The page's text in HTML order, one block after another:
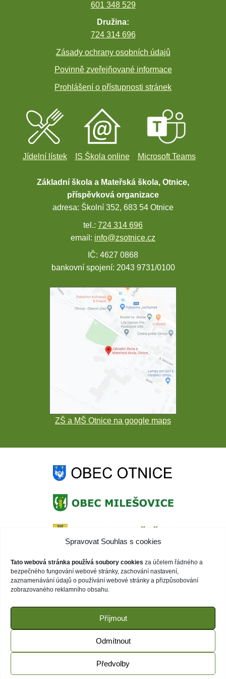
Spravovat Souhlas s cookies
Tato webová stránka používá soubory cookies za účelem řádného a
bezpečného fungování webové stránky, zachování nastavení,
zaznamenávání údajů o používání webové stránky a přizpůsobování
zobrazovaného reklamního obsahu.
Příjmout
Odmítnout
Předvolby
601 348 529
Družina:
724 314 696
Zásady ochrany osobních údajů
Povinně zveřejňované informace
Prohlášení o přístupnosti stránek
Jídelní lístek IS Škola online Microsoft Teams
Základní škola a Mateřská škola, Otnice,
příspěvková organizace
adresa: Školní 352, 683 54 Otnice
tel.: 724 314 696
email: info@zsotnice.cz
IČ: 4627 0868
bankovní spojení: 2043 9731/0100
ZŠ a MŠ Otnice na google maps
© 2020 ZŠ Otnice | Webové stránky běží na WordPress |